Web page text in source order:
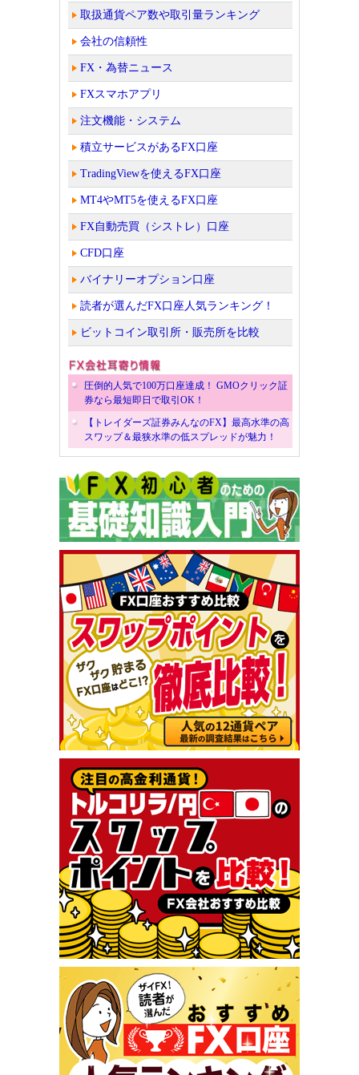
取扱通貨ペア数や取引量ランキング
会社の信頼性
FX・為替ニュース
FXスマホアプリ
注文機能・システム
積立サービスがあるFX口座
TradingViewを使えるFX口座
MT4やMT5を使えるFX口座
FX自動売買（シストレ）口座
CFD口座
バイナリーオプション口座
読者が選んだFX口座人気ランキング！
ビットコイン取引所・販売所を比較
圧倒的人気で100万口座達成！ GMOクリック証
券なら最短即日で取引OK！
【トレイダーズ証券みんなのFX】最高水準の高
スワップ＆最狭水準の低スプレッドが魅力！